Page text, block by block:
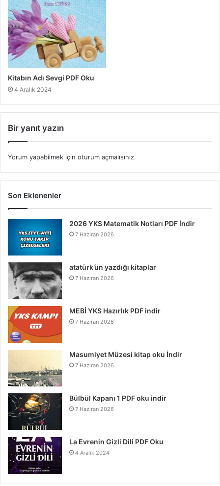
Kitabın Adı Sevgi PDF Oku
4 Aralık 2024
Bir yanıt yazın
Yorum yapabilmek için oturum açmalısınız.
Son Eklenenler
2026 YKS Matematik Notları PDF İndir
7 Haziran 2026
atatürk’ün yazdığı kitaplar
7 Haziran 2026
MEBİ YKS Hazırlık PDF indir
7 Haziran 2026
Masumiyet Müzesi kitap oku İndir
7 Haziran 2026
Bülbül Kapanı 1 PDF oku indir
7 Haziran 2026
La Evrenin Gizli Dili PDF Oku
4 Aralık 2024